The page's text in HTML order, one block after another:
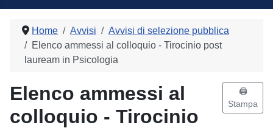
Home Avvisi
Avvisi di selezione pubblica
Elenco ammessi al colloquio - Tirocinio post
lauream in Psicologia
Elenco ammessi al
colloquio - Tirocinio
🖨️
Stampa